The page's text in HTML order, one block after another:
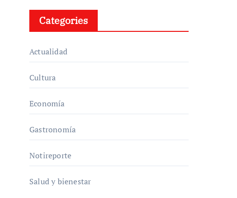
Categories
Actualidad
Cultura
Economía
Gastronomía
Notireporte
Salud y bienestar